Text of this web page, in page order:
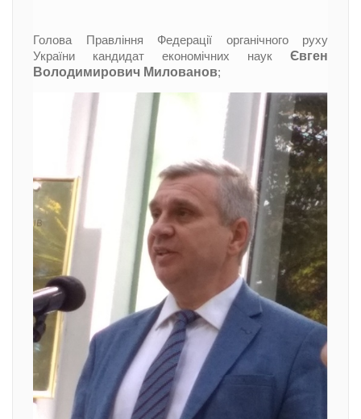
Голова Правління Федерації органічного руху
України кандидат економічних наук Євген
Володимирович Милованов;